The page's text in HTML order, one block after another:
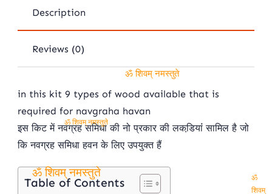
quantity
Description
Reviews (0)
in this kit 9 types of wood available that is
required for navgraha havan
इस किट में नवग्रह समिधा की नो प्रकार की लकडि़यांं सामिल है जो
कि नवग्रह समिधा हवन के लिए उपयुक्‍त हैं
Table of Contents
ॐ शिवम् नमस्तुते
ॐ
ॐ शिवम् नमस्तुते